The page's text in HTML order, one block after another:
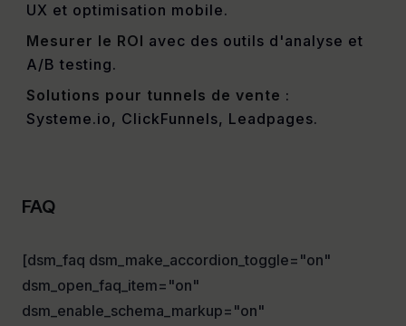
UX et optimisation mobile.
Mesurer le ROI avec des outils d'analyse et
A/B testing.
Solutions pour tunnels de vente :
Systeme.io, ClickFunnels, Leadpages.
FAQ
[dsm_faq dsm_make_accordion_toggle="on"
dsm_open_faq_item="on"
dsm_enable_schema_markup="on"